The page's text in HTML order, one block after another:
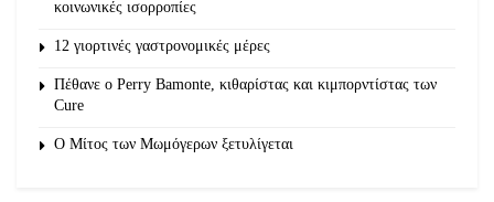
κοινωνικές ισορροπίες
12 γιορτινές γαστρονομικές μέρες
Πέθανε ο Perry Bamonte, κιθαρίστας και κιμπορντίστας των
Cure
O Μίτος των Μωμόγερων ξετυλίγεται